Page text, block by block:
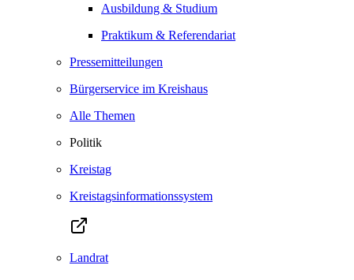
Ausbildung & Studium
Praktikum & Referendariat
Pressemitteilungen
Bürgerservice im Kreishaus
Alle Themen
Politik
Kreistag
Kreistagsinformationssystem
Landrat